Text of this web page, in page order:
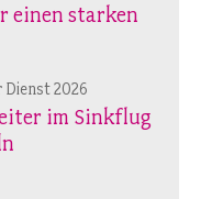
einen starken
2026
im Sinkflug